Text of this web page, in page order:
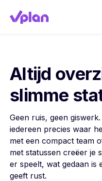
Altijd
slimme
Geen ruis, geen
iedereen precies waar
met een compact team
met statussen creëer je
er speelt, wat gedaan is
geeft rust.